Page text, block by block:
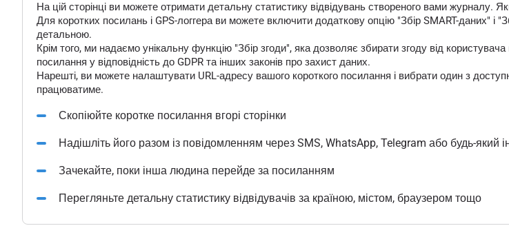
На цій сторінці ви можете отримати детальну статистику відвідувань створеного вами
Для коротких посилань і GPS-логгера ви можете включити додаткову опцію "Збір SMART-даних" і
детальною.
Крім того, ми надаємо унікальну функцію "Збір згоди", яка дозволяє збирати згоду від
посилання у відповідність до GDPR та інших законів про захист даних.
Нарешті, ви можете налаштувати URL-адресу вашого короткого посилання і вибрати один з
працюватиме.
Скопіюйте коротке посилання вгорі сторінки
Надішліть його разом із повідомленням через SMS, WhatsApp, Telegram або будь-який
Зачекайте, поки інша людина перейде за посиланням
Перегляньте детальну статистику відвідувачів за країною, містом, браузером тощо